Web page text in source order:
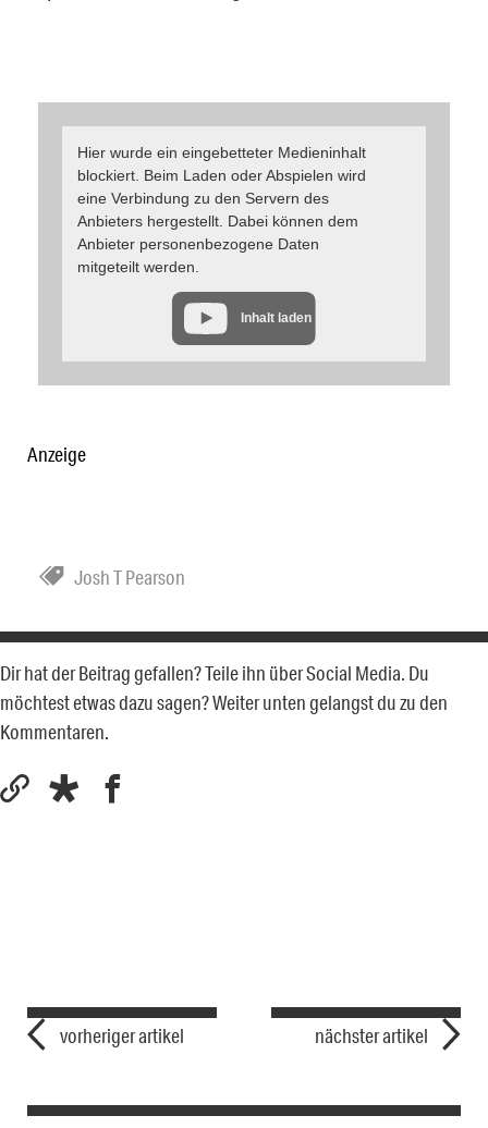
Hier wurde ein eingebetteter Medieninhalt
blockiert. Beim Laden oder Abspielen wird
eine Verbindung zu den Servern des
Anbieters hergestellt. Dabei können dem
Anbieter personenbezogene Daten
mitgeteilt werden.
Inhalt laden
Anzeige
Josh T Pearson
Dir hat der Beitrag gefallen? Teile ihn über Social Media. Du
möchtest etwas dazu sagen? Weiter unten gelangst du zu den
Kommentaren.
vorheriger artikel nächster artikel